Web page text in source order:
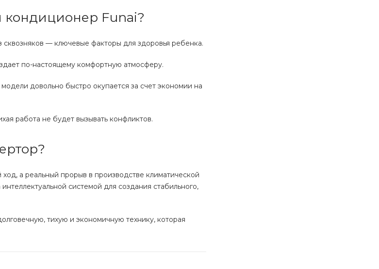
Funai?
— ключевые факторы для здоровья ребенка.
по-настоящему комфортную атмосферу.
довольно быстро окупается за счет экономии на
работа не будет вызывать конфликтов.
а реальный прорыв в производстве климатической
системой для создания стабильного,
тихую и экономичную технику, которая